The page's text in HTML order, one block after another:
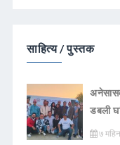
साहित्य / पुस्तक
डबली
७